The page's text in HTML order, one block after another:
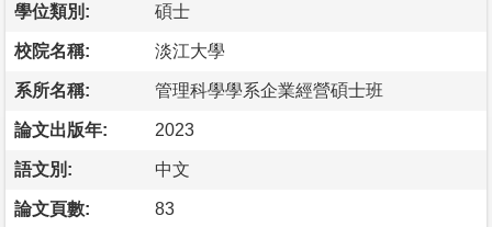
學位類別: 碩士
校院名稱: 淡江大學
系所名稱: 管理科學學系企業經營碩士班
論文出版年: 2023
語文別: 中文
論文頁數: 83